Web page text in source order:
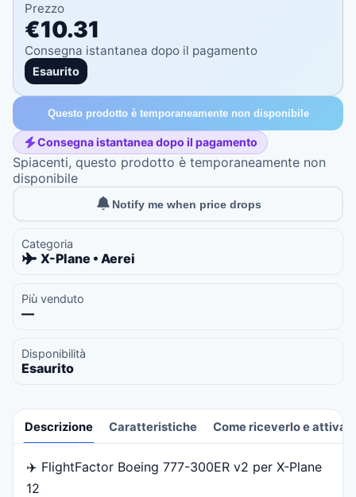
Prezzo
€10.31
Consegna istantanea dopo il pagamento
Esaurito
Questo prodotto è temporaneamente non disponibile
Consegna istantanea dopo il pagamento
Spiacenti, questo prodotto è temporaneamente non
disponibile
Notify me when price drops
Categoria
X-Plane • Aerei
Più venduto
—
Disponibilità
Esaurito
Descrizione Caratteristiche Come riceverlo e
Descrizione
✈️ FlightFactor Boeing 777-300ER v2 per X-Plane
12